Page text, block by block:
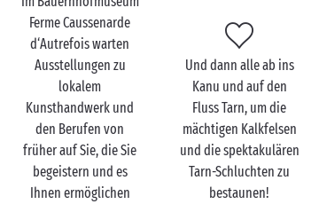
gerne für Sie da, wo Sie sich mit der gesamten Familie
so richtig verausgaben können!
Sainte-Enimie zu zweit
entdecken
Außergewöhnliche Erinnerungen und himmlische
Ferme Caussenarde
d‘Autrefois warten
Ausstellungen zu
lokalem
Kunsthandwerk und
den Berufen von
früher auf Sie, die Sie
begeistern und es
Ihnen ermöglichen
Und dann alle ab ins
Kanu und auf den
Fluss Tarn, um die
mächtigen Kalkfelsen
und die spektakulären
Tarn-Schluchten zu
bestaunen!